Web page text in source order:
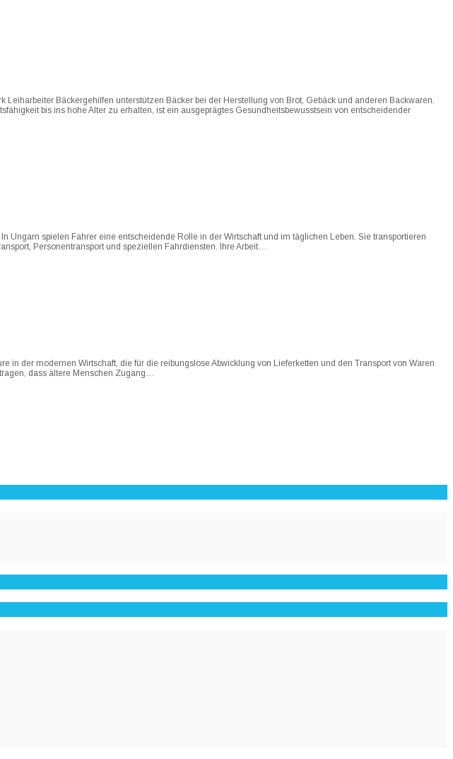
Bäckergehilfen unterstützen Bäcker bei der Herstellung von Brot, Gebäck und anderen Backwaren.
bis ins hohe Alter zu erhalten, ist ein ausgeprägtes Gesundheitsbewusstsein von entscheidender
spielen Fahrer eine entscheidende Rolle in der Wirtschaft und im täglichen Leben. Sie transportieren
Personentransport und speziellen Fahrdiensten. Ihre Arbeit…
der modernen Wirtschaft, die für die reibungslose Abwicklung von Lieferketten und den Transport von Waren
dass ältere Menschen Zugang…